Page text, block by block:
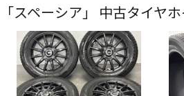
「スペーシア」 中古タイヤ